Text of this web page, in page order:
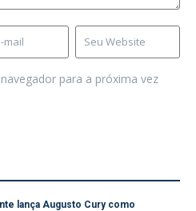
para a próxima vez
lança Augusto Cury como